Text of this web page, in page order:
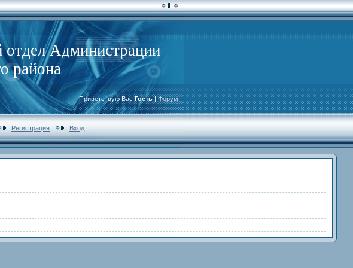
Администрации
района
Приветствую Вас Гость|Форум
Регистрация Вход